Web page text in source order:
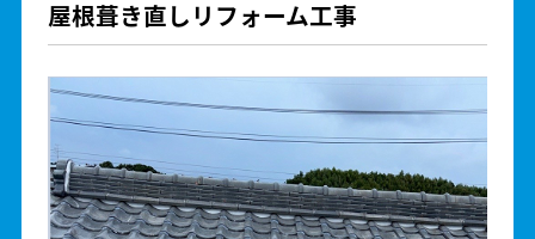
屋根葺き直しリフォーム工事